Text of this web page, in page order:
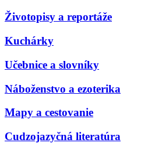
Životopisy a reportáže
Kuchárky
Učebnice a slovníky
Náboženstvo a ezoterika
Mapy a cestovanie
Cudzojazyčná literatúra